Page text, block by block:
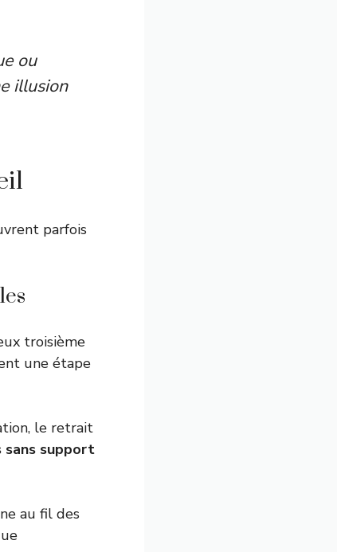
ou
illusion
parfois
troisième
une étape
le retrait
sans support
au fil des